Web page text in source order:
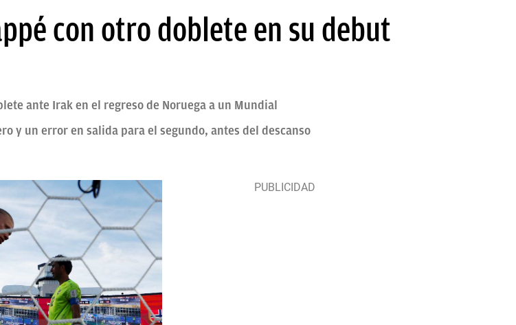
con otro doblete en su debut
ante Irak en el regreso de Noruega a un Mundial
y un error en salida para el segundo, antes del descanso